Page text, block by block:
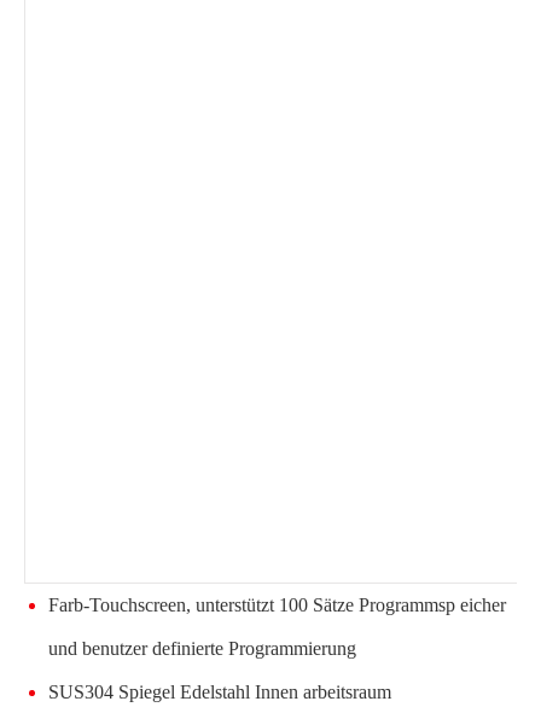
Farb-Touchscreen, unterstützt 100 Sätze Programmsp eicher
und benutzer definierte Programmierung
SUS304 Spiegel Edelstahl Innen arbeitsraum